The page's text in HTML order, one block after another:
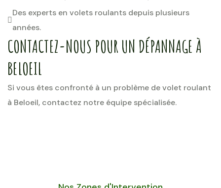
Des experts en volets roulants depuis plusieurs
années.
CONTACTEZ-NOUS POUR UN DÉPANNAGE À
BELOEIL
Si vous êtes confronté à un problème de volet roulant
à Beloeil, contactez notre équipe spécialisée.